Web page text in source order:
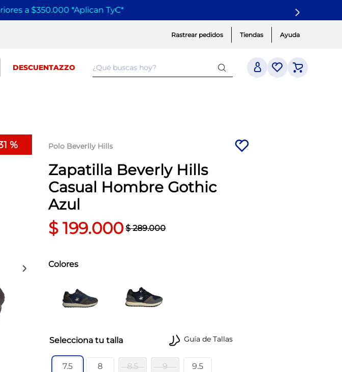
a $350.000 *Aplican TyC*
Rastrear pedidos Tiendas Ayuda
DESCUENTAZZO
% Polo Beverlly Hills
Zapatilla Beverly Hills
Casual Hombre Gothic
Azul
$ 199.000 $ 289.000
Colores
Guía de Tallas
talla
7.5 8 8.5 9 9.5